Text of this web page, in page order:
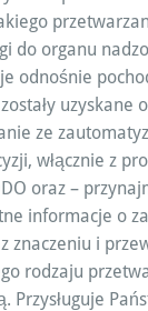
do organu
odnośnie
uzyskane
ze
włącznie z
oraz –
informacje o
znaczeniu i
rodzaju
Przysługuje